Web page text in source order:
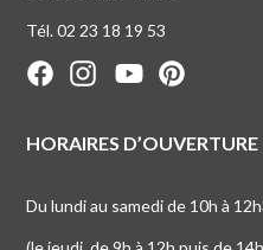
Tél. 02 23 18 19 53
HORAIRES D’OUVERTURE
Du lundi au samedi de 10h à